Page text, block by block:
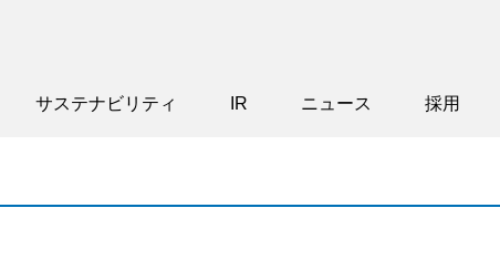
サステナビリティ IR ニュース 採用